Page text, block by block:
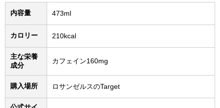
内容量 473ml
カロリー 210kcal
主な栄養
成分
カフェイン160mg
購入場所 ロサンゼルスのTarget